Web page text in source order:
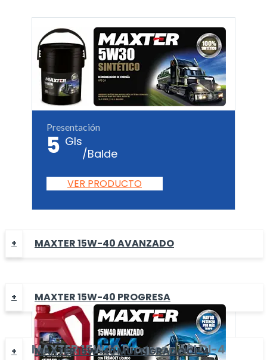
Presentación
5 Gls
/Balde
VER PRODUCTO
MAXTER 15W-40 AVANZADO
MAXTER 15W-40 PROGRESA
MAXTER15W40 ProgresaAPI CI-4
MAXTER 15W-40 MULTÍGRADO CI-4